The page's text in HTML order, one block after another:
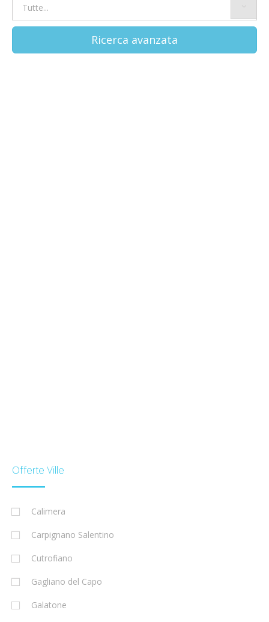
Ricerca avanzata
Offerte Ville
Calimera
Carpignano Salentino
Cutrofiano
Gagliano del Capo
Galatone